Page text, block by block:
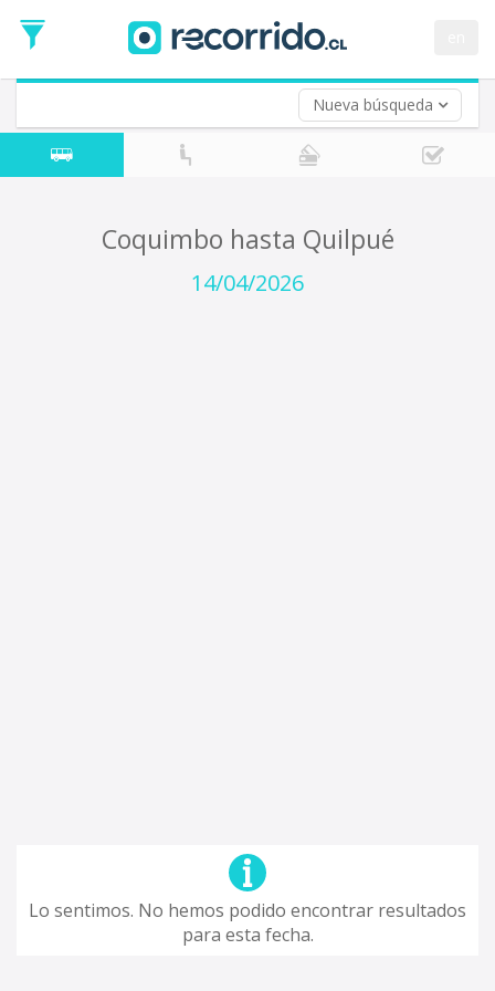
Nueva búsqueda
de
Ida
Vuelta (opcional)
Fecha
de
Coquimbo hasta Quilpué
14/04/2026
Lo sentimos. No hemos podido encontrar resultados
para esta fecha.